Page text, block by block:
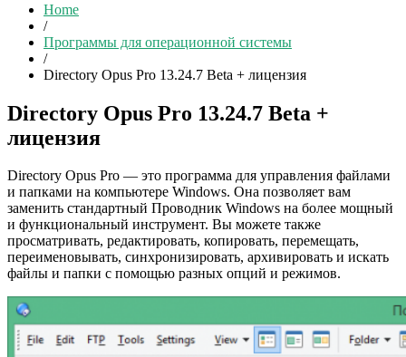
Home
/
Программы для операционной системы
/
Directory Opus Pro 13.24.7 Beta + лицензия
Directory Opus Pro 13.24.7 Beta +
лицензия
Directory Opus Pro — это программа для управления файлами
и папками на компьютере Windows. Она позволяет вам
заменить стандартный Проводник Windows на более мощный
и функциональный инструмент. Вы можете также
просматривать, редактировать, копировать, перемещать,
переименовывать, синхронизировать, архивировать и искать
файлы и папки с помощью разных опций и режимов.